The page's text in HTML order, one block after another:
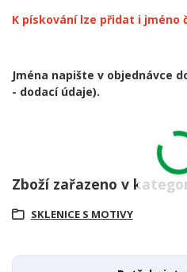
K pískování lze přidat i jméno
Jména napište v objednávce
- dodací údaje).
Zboží zařazeno v
SKLENICE S MOTIVY